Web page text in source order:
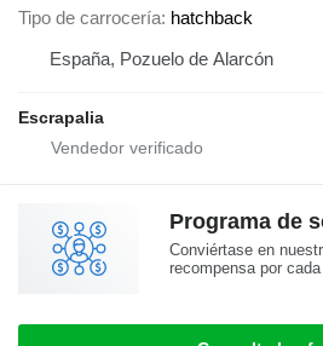
Tipo de carrocería hatchback
España, Pozuelo de Alarcón
Escrapalia
Programa de
Conviértase en
recompensa por